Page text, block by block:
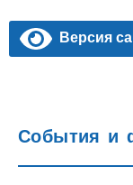
Версия
События и